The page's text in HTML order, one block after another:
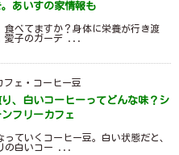
あいすの家情報も
食べてますか？身体に栄養が行き渡
愛子のガーデ ...
フェ・コーヒー豆
り、白いコーヒーってどんな味？シ
フリーカフェ
ていくコーヒー豆。白い状態だと、
の白いコー ...